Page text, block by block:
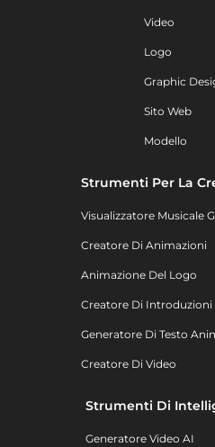
Video
Logo
Graphic
Sito Web
Modello
Strumenti Per La
Visualizzatore Musicale
Creatore Di Animazioni
Animazione Del Logo
Creatore Di Introduzioni
Generatore Di Testo
Creatore Di Video
Strumenti Di
Generatore Video AI